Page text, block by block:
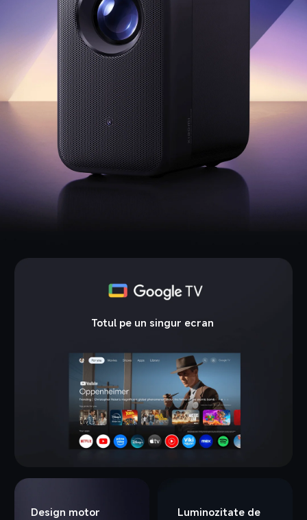
Totul pe un singur ecran
Design motor
Luminozitate de